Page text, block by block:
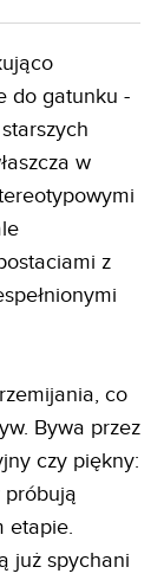
do gatunku -
w
z
co
Bywa przez
czy piękny:
etapie.
już spychani